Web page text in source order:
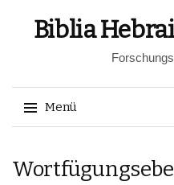
Biblia
Menü
zum